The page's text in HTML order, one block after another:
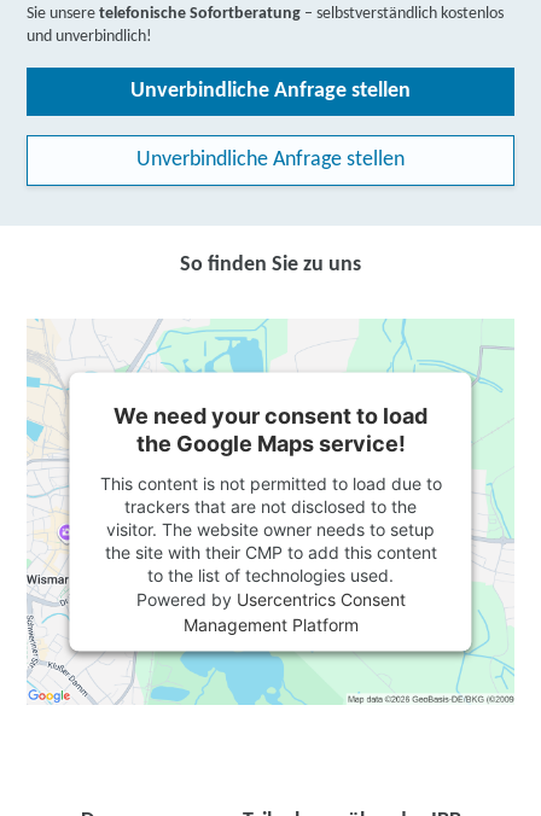
Sie unseretelefonische Sofortberatung – selbstverständlich kostenlos
und unverbindlich!
Unverbindliche Anfrage stellen
Unverbindliche Anfrage stellen
So finden Sie zu uns
We need your consent to load
the Google Maps service!
This content is not permitted to load due to
trackers that are not disclosed to the
visitor. The website owner needs to setup
the site with their CMP to add this content
to the list of technologies used.
Powered by Usercentrics Consent
Management Platform